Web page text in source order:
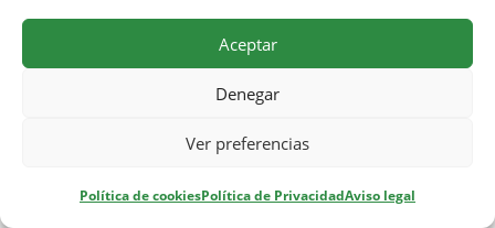
Aceptar
Denegar
Ver preferencias
Política de cookiesPolítica de PrivacidadAviso legal
“Lamediasala” teatropresenta su obra «Por decir
algo» dirigido por Andrés Gómez y Manuel Penalva.
« Entradas más antiguas Entradas siguientes »